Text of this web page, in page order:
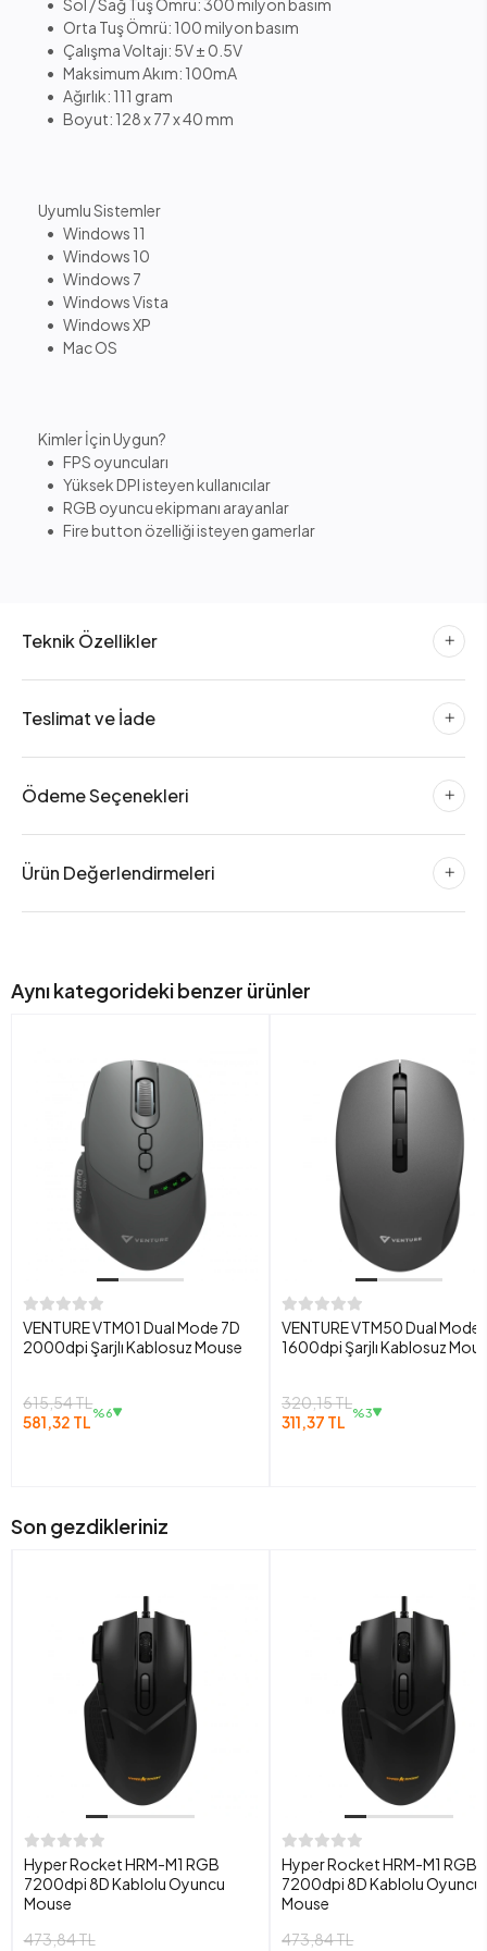
• Orta Tuş Ömrü: 100 milyon basım
• Çalışma Voltajı: 5V ± 0.5V
• Maksimum Akım: 100mA
• Ağırlık: 111 gram
• Boyut: 128 x 77 x 40 mm
Uyumlu Sistemler
• Windows 11
• Windows 10
• Windows 7
• Windows Vista
• Windows XP
• Mac OS
Kimler İçin Uygun?
• FPS oyuncuları
• Yüksek DPI isteyen kullanıcılar
• RGB oyuncu ekipmanı arayanlar
• Fire button özelliği isteyen gamerlar
Teknik Özellikler
Teslimat ve İade
Ödeme Seçenekleri
Ürün Değerlendirmeleri
Aynı kategorideki benzer ürünler
VENTURE VTM01 Dual Mode 7D
2000dpi Şarjlı Kablosuz Mouse
615,54 TL
581,32 TL %6
VENTURE VTM50 Dual Mode
1600dpi Şarjlı Kablosuz
320,15 TL
311,37 TL
%3
Son gezdikleriniz
Hyper Rocket HRM-M1 RGB
7200dpi 8D Kablolu Oyuncu
Mouse
473,84 TL
Hyper Rocket HRM-M1 RGB
7200dpi 8D Kablolu Oyuncu
Mouse
473,84 TL